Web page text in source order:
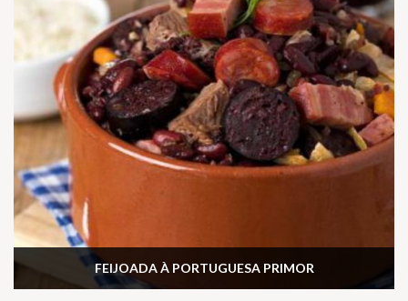
FEIJOADA À PORTUGUESA PRIMOR